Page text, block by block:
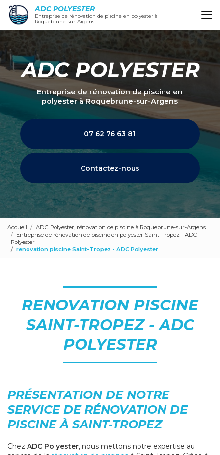
Aller
contenu
principal
ADC POLYESTER
Entreprise de rénovation de piscine en polyester à
Roquebrune-sur-Argens
Entreprise de rénovation de piscine en
polyesterà Roquebrune-sur-Argens
07 62 76 63 81
Contactez-nous
Accueil
ADC Polyester, rénovation de piscine à Roquebrune-sur-Argens
Entreprise de rénovation de piscine en polyester Saint-Tropez - ADC
Polyester
renovation piscine Saint-Tropez - ADC Polyester
RENOVATION PISCINE
SAINT-TROPEZ - ADC
POLYESTER
PRÉSENTATION DE NOTRE
SERVICE DE RÉNOVATION DE
PISCINE À SAINT-TROPEZ
Chez ADC Polyester, nous mettons notre expertise au